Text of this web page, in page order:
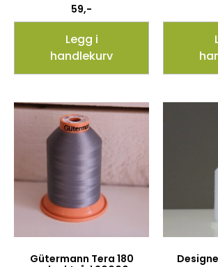
59,-
Legg i
handlekurv
Gütermann Tera 180